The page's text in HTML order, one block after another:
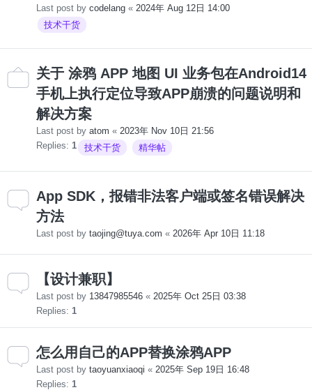
Last post by codelang « 2024年 Aug 12日 14:00
技术干货
关于 涂鸦 APP 地图 UI 业务包在Android14
手机上执行定位导致APP崩溃的问题说明和
解决方案
Last post by atom « 2023年 Nov 10日 21:56
Replies: 1 技术干货 精华帖
App SDK，报错非法客户端或签名错误解决
方法
Last post by taojing@tuya.com « 2026年 Apr 10日 11:18
【设计兼职】
Last post by 13847985546 « 2025年 Oct 25日 03:38
Replies: 1
怎么用自己的APP替换涂鸦APP
Last post by taoyuanxiaoqi « 2025年 Sep 19日 16:48
Replies: 1